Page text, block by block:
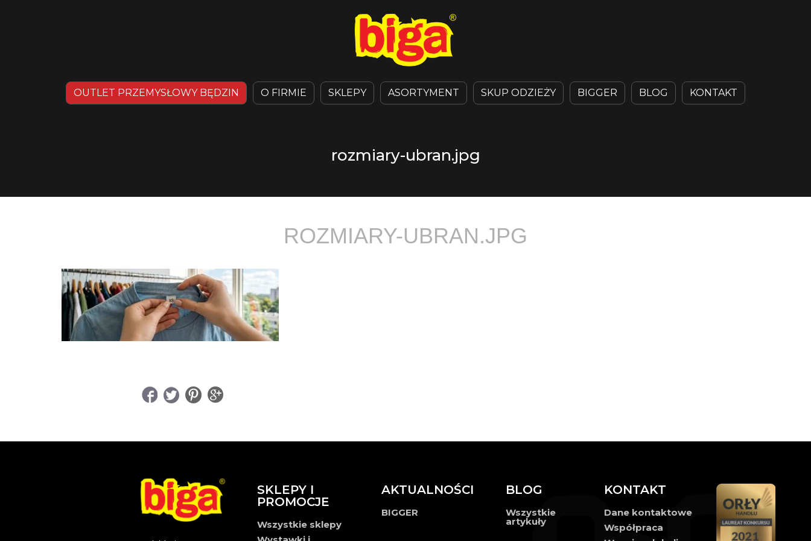
OUTLET PRZEMYSŁOWY BĘDZIN O FIRMIE SKLEPY ASORTYMENT SKUP ODZIEŻY BIGGER BLOG KONTAKT
rozmiary-ubran.jpg
ROZMIARY-UBRAN.JPG
SKLEPY I
PROMOCJE
Wszystkie sklepy
AKTUALNOŚCI
BIGGER
BLOG
Wszystkie
artykuły
KONTAKT
Dane kontaktowe
Współpraca